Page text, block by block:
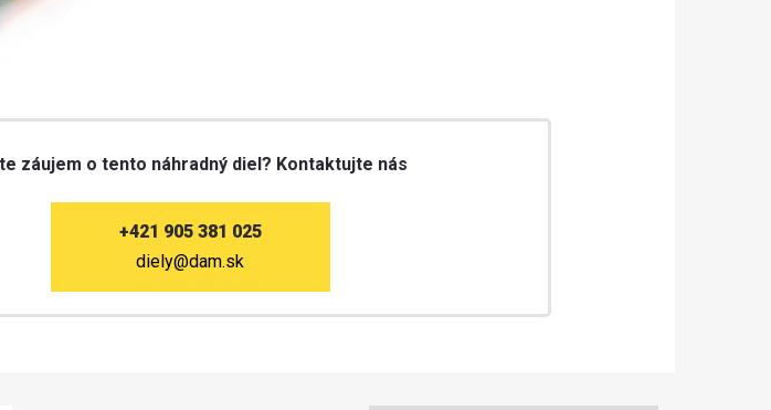
záujem o tento náhradný diel? Kontaktujte nás
+421 905 381 025
diely@dam.sk